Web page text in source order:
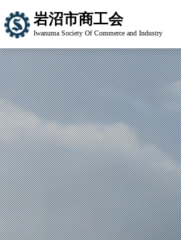
岩沼市商工会
Iwanuma Society Of Commerce and Industry